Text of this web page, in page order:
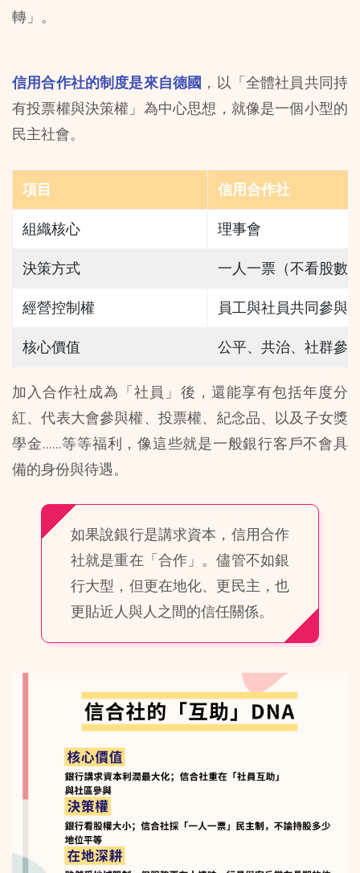
轉」。
信用合作社的制度是來自德國 ，以「全體社員共同持
有投票權與決策權」為中心思想，就像是一個小型的
民主社會。
項目 信用合作社
組織核心 理事會
決策方式 一人一票（不看股數
經營控制權 員工與社員共同參與
核心價值 公平、共治、社群參
加入合作社成為「社員」後，還能享有包括年度分
紅、代表大會參與權、投票權、紀念品、以及子女獎
學金……等等福利，像這些就是一般銀行客戶不會具
備的身份與待遇。
如果說銀行是講求資本，信用合作
社就是重在「合作」。儘管不如銀
行大型，但更在地化、更民主，也
更貼近人與人之間的信任關係。